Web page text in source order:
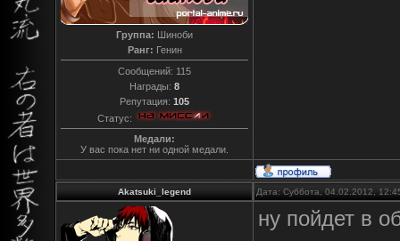
Группа: Шиноби
Ранг: Генин
Сообщений: 115
Награды: 8
Репутация: 105
Статус:
Медали:
У вас пока нет ни одной медали.
Akatsuki_legend Дата: Суббота, 04.02.2012,
ну пойдет в